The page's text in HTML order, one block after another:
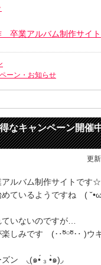
卒業アルバム制作サイト
ーン・お知らせ
なキャンペーン開催
更
アルバム制作サイトです☆
ているようですね (
いないのですが…
楽しみです (‥ºั⌔ºั‥ )ウ
ン ◟(๑•́ ₃ •̀๑)◞